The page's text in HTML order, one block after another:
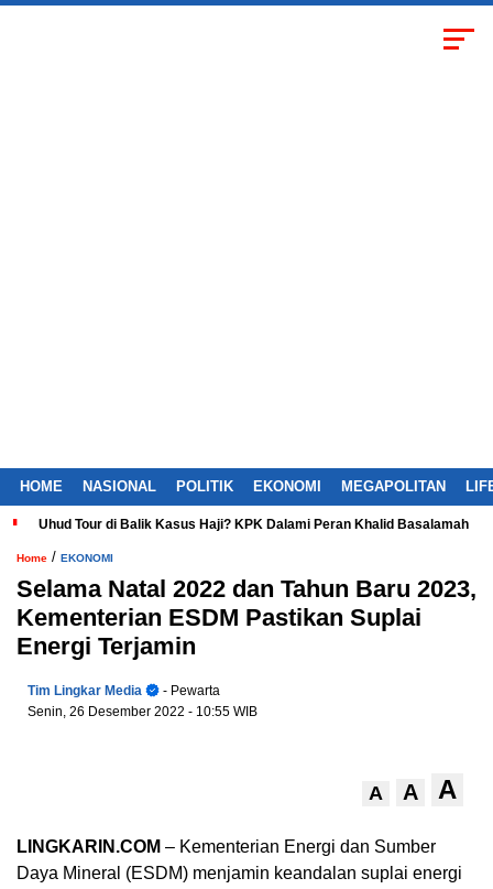
HOME NASIONAL POLITIK EKONOMI MEGAPOLITAN
Uhud Tour di Balik Kasus Haji? KPK Dalami Peran Khalid Basalamah
Home / EKONOMI
Selama Natal 2022 dan Tahun Baru 2023,
Kementerian ESDM Pastikan Suplai
Energi Terjamin
Tim Lingkar Media
- Pewarta
Senin, 26 Desember 2022 - 10:55 WIB
A A A
LINGKARIN.COM – Kementerian Energi dan Sumber
Daya Mineral (ESDM) menjamin keandalan suplai energi